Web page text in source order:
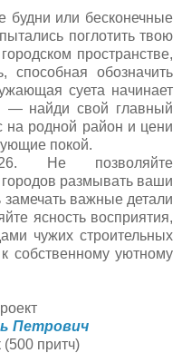
будни или бесконечные
поглотить твою
пространстве,
способная обозначить
суета начинает
— найди свой главный
на родной район и цени
покой.
Не позволяйте
размывать ваши
замечать важные детали
ясность восприятия,
чужих строительных
собственному уютному
Петрович
притч)